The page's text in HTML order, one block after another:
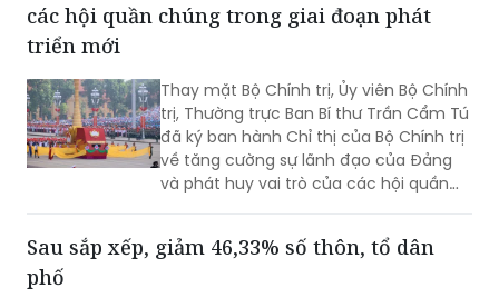
các hội quần chúng trong giai đoạn phát
triển mới
Thay mặt Bộ Chính trị, Ủy viên Bộ Chính
trị, Thường trực Ban Bí thư Trần Cẩm Tú
đã ký ban hành Chỉ thị của Bộ Chính trị
về tăng cường sự lãnh đạo của Đảng
và phát huy vai trò của các hội quần
Sau sắp xếp, giảm 46,33% số thôn, tổ dân
phố